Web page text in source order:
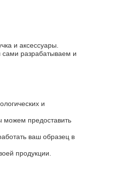
и аксессуары.
разрабатываем и
и
можем предоставить
ваш образец в
продукции.